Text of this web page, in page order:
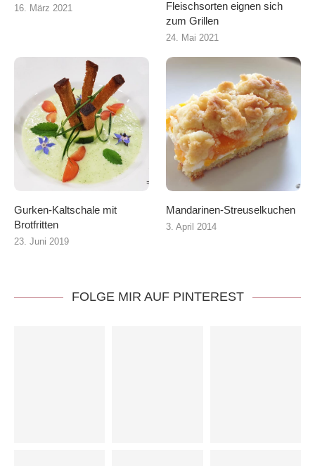
16. März 2021
Fleischsorten eignen sich
zum Grillen
24. Mai 2021
Gurken-Kaltschale mit
Brotfritten
23. Juni 2019
Mandarinen-Streuselkuchen
3. April 2014
FOLGE MIR AUF PINTEREST